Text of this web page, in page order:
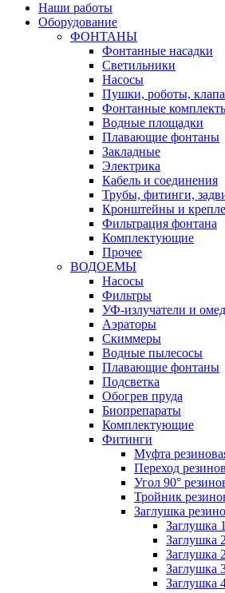
Наши работы
Оборудование
ФОНТАНЫ
Фонтанные насадки
Cветильники
Насосы
Пушки, роботы,
Фонтанные
Водные площадки
Плавающие фонтаны
Закладные
Электрика
Кабель и соединения
Трубы, фитинги,
Кронштейны и
Фильтрация фонтана
Комплектующие
Прочее
ВОДОЕМЫ
Насосы
Фильтры
УФ-излучатели и
Аэраторы
Cкиммеры
Водные пылесосы
Плавающие фонтаны
Подсветка
Обогрев пруда
Биопрепараты
Комплектующие
Фитинги
Муфта
Переход
Угол 90°
Тройник
Заглушка
Заглушка
Заглушка
Заглушка